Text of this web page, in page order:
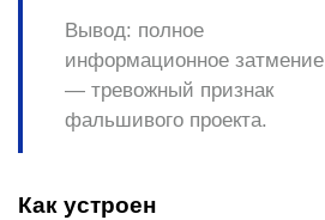
Вывод: полное
информационное затмение
— тревожный признак
фальшивого проекта.
Как устроен